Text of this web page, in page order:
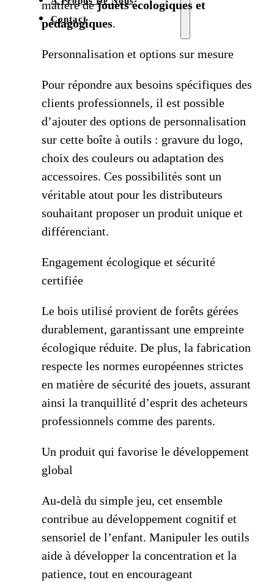
Contact
matière dejouets écologiques et
pédagogiques.
Personnalisation et options sur mesure
Pour répondre aux besoins spécifiques des
clients professionnels, il est possible
d’ajouter des options de personnalisation
sur cette boîte à outils : gravure du logo,
choix des couleurs ou adaptation des
accessoires. Ces possibilités sont un
véritable atout pour les distributeurs
souhaitant proposer un produit unique et
différenciant.
Engagement écologique et sécurité
certifiée
Le bois utilisé provient de forêts gérées
durablement, garantissant une empreinte
écologique réduite. De plus, la fabrication
respecte les normes européennes strictes
en matière de sécurité des jouets, assurant
ainsi la tranquillité d’esprit des acheteurs
professionnels comme des parents.
Un produit qui favorise le développement
global
Au-delà du simple jeu, cet ensemble
contribue au développement cognitif et
sensoriel de l’enfant. Manipuler les outils
aide à développer la concentration et la
patience, tout en encourageant